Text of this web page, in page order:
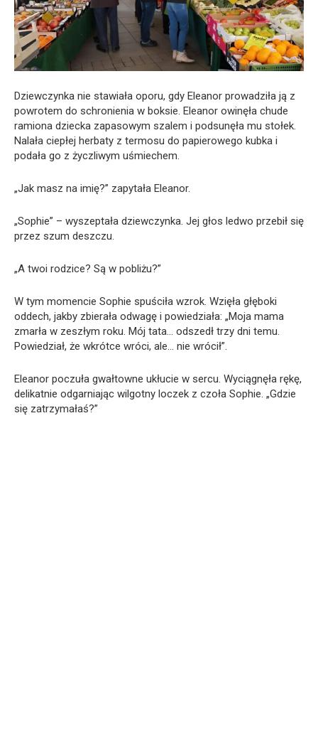
Dziewczynka nie stawiała oporu, gdy Eleanor prowadziła ją z
powrotem do schronienia w boksie. Eleanor owinęła chude
ramiona dziecka zapasowym szalem i podsunęła mu stołek.
Nalała ciepłej herbaty z termosu do papierowego kubka i
podała go z życzliwym uśmiechem.
„Jak masz na imię?” zapytała Eleanor.
„Sophie” – wyszeptała dziewczynka. Jej głos ledwo przebił się
przez szum deszczu.
„A twoi rodzice? Są w pobliżu?”
W tym momencie Sophie spuściła wzrok. Wzięła głęboki
oddech, jakby zbierała odwagę i powiedziała: „Moja mama
zmarła w zeszłym roku. Mój tata… odszedł trzy dni temu.
Powiedział, że wkrótce wróci, ale… nie wrócił”.
Eleanor poczuła gwałtowne ukłucie w sercu. Wyciągnęła rękę,
delikatnie odgarniając wilgotny loczek z czoła Sophie. „Gdzie
się zatrzymałaś?”